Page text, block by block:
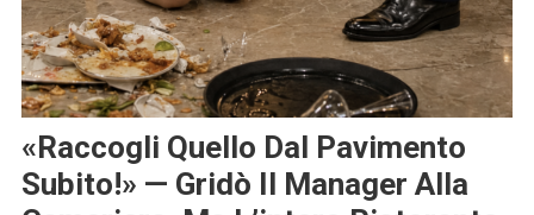
«Raccogli Quello Dal Pavimento
Subito!» — Gridò Il Manager Alla